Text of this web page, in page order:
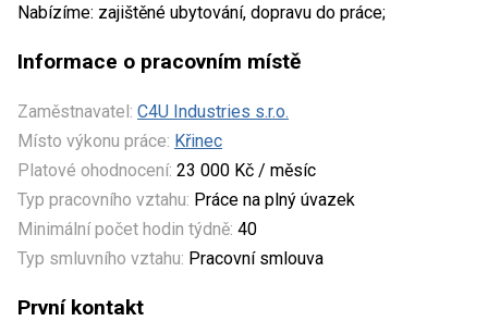
Nabízíme: zajištěné ubytování, dopravu do práce;
Informace o pracovním místě
Zaměstnavatel: C4U Industries s.r.o.
Místo výkonu práce: Křinec
Platové ohodnocení: 23 000 Kč / měsíc
Typ pracovního vztahu: Práce na plný úvazek
Minimální počet hodin týdně: 40
Typ smluvního vztahu: Pracovní smlouva
První kontakt